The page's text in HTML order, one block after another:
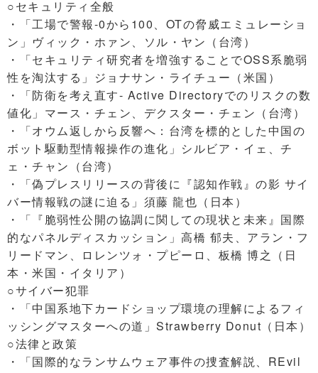
○セキュリティ全般
・「工場で警報-0から100、OTの脅威エミュレーショ
ン」ヴィック・ホァン、ソル・ヤン（台湾）
・「セキュリティ研究者を増強することでOSS系脆弱
性を淘汰する」ジョナサン・ライチュー（米国）
・「防衛を考え直す- Active Directoryでのリスクの数
値化」マース・チェン、デクスター・チェン（台湾）
・「オウム返しから反響へ：台湾を標的とした中国の
ボット駆動型情報操作の進化」シルビア・イェ、チ
ェ・チャン（台湾）
・「偽プレスリリースの背後に『認知作戦』の影 サイ
バー情報戦の謎に迫る」須藤 龍也（日本）
・「『脆弱性公開の協調に関しての現状と未来』国際
的なパネルディスカッション」高橋 郁夫、アラン・フ
リードマン、ロレンツォ・プピーロ、板橋 博之（日
本・米国・イタリア）
○サイバー犯罪
・「中国系地下カードショップ環境の理解によるフィ
ッシングマスターへの道」Strawberry Donut（日本）
○法律と政策
・「国際的なランサムウェア事件の捜査解説、REvil